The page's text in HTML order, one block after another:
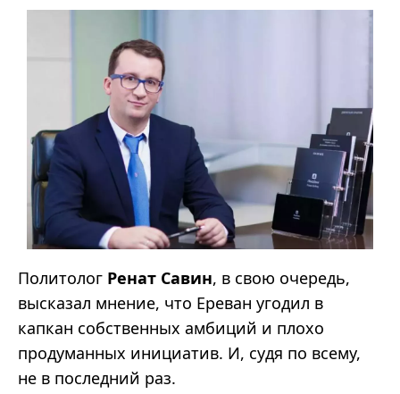
Политолог Ренат Савин, в свою очередь,
высказал мнение, что Ереван угодил в
капкан собственных амбиций и плохо
продуманных инициатив. И, судя по всему,
не в последний раз.